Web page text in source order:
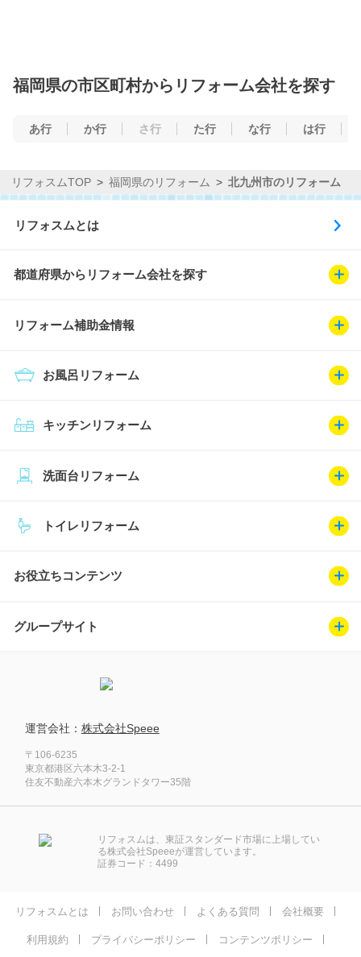
福岡県の市区町村からリフォーム会社を探す
あ行 か行 さ行 た行 な行 は行
リフォスムTOP 福岡県のリフォーム 北九州市のリフォーム
リフォスムとは
都道府県からリフォーム会社を探す
リフォーム補助金情報
キッチンリフォーム
お風呂リフォーム
トイレリフォーム
洗面台リフォーム
お役立ちコンテンツ
グループサイト
運営会社： 株式会社Speee
〒106-6235
東京都港区六本木3-2-1
住友不動産六本木グランドタワー35階
リフォスムは、東証スタンダード市場に上場してい
る株式会社Speeeが運営しています。
証券コード：4499
リフォスムとは お問い合わせ よくある質問 会社概要
利用規約 プライバシーポリシー コンテンツポリシー